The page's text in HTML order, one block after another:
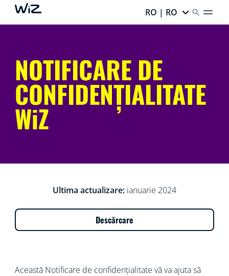
RO | RO
NOTIFICARE DE
CONFIDENȚIALITATE
WiZ
Ultima actualizare: ianuarie 2024
Descărcare
Această Notificare de confidențialitate vă va ajuta să